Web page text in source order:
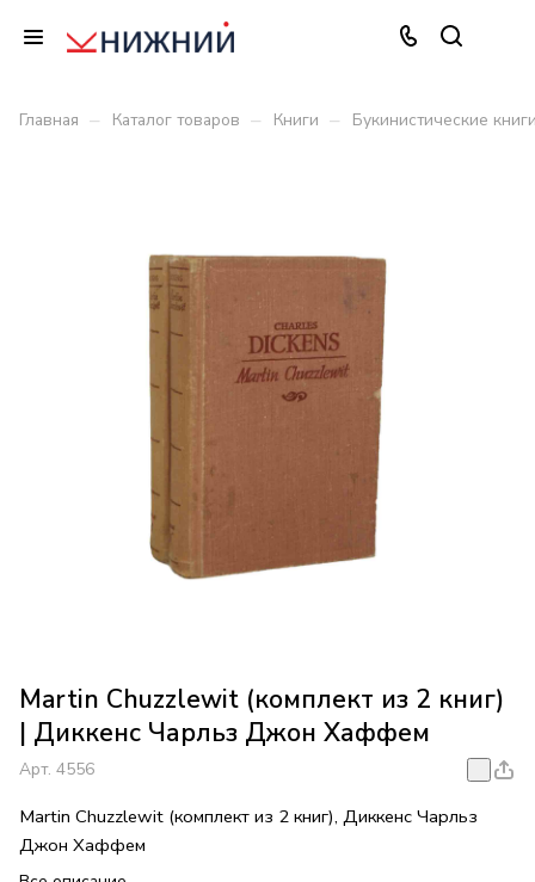
Главная – Каталог товаров – Книги – Букинистические
Martin Chuzzlewit (комплект из 2 книг)
| Диккенс Чарльз Джон Хаффем
Арт. 4556
Martin Chuzzlewit (комплект из 2 книг), Диккенс Чарльз
Джон Хаффем